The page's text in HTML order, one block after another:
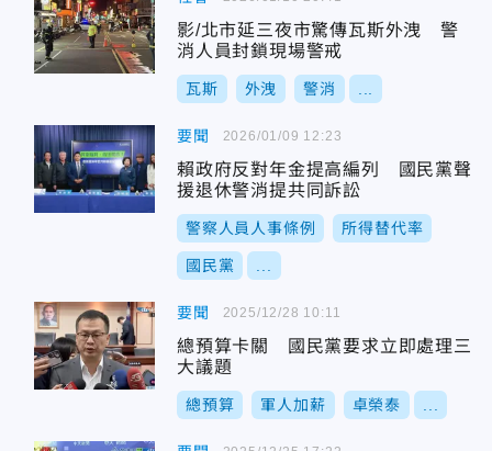
影/北市延三夜市驚傳瓦斯外洩 警
消人員封鎖現場警戒
瓦斯 外洩 警消
要聞
賴政府反對年金提高編列 國民黨聲
援退休警消提共同訴訟
警察人員人事條例 所得替代率
國民黨
2026/01/09 12:23
要聞
總預算卡關 國民黨要求立即處理三
大議題
總預算 軍人加薪 卓榮泰
2025/12/28 10:11